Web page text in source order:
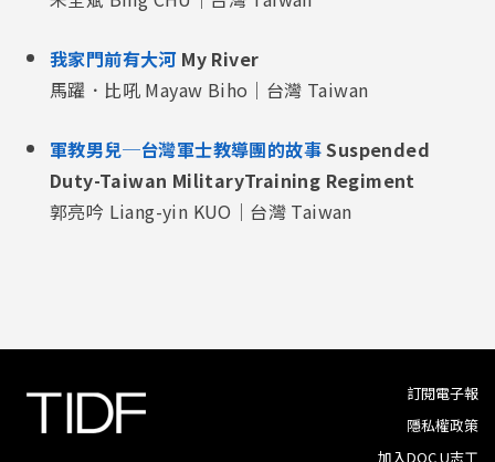
我家門前有大河 My River
馬躍．比吼 Mayaw Biho｜台灣 Taiwan
軍教男兒─台灣軍士教導團的故事Suspended
Duty-Taiwan MilitaryTraining Regiment
郭亮吟 Liang-yin KUO｜台灣 Taiwan
訂閱電子報
隱私權政策
加入DOC U志工